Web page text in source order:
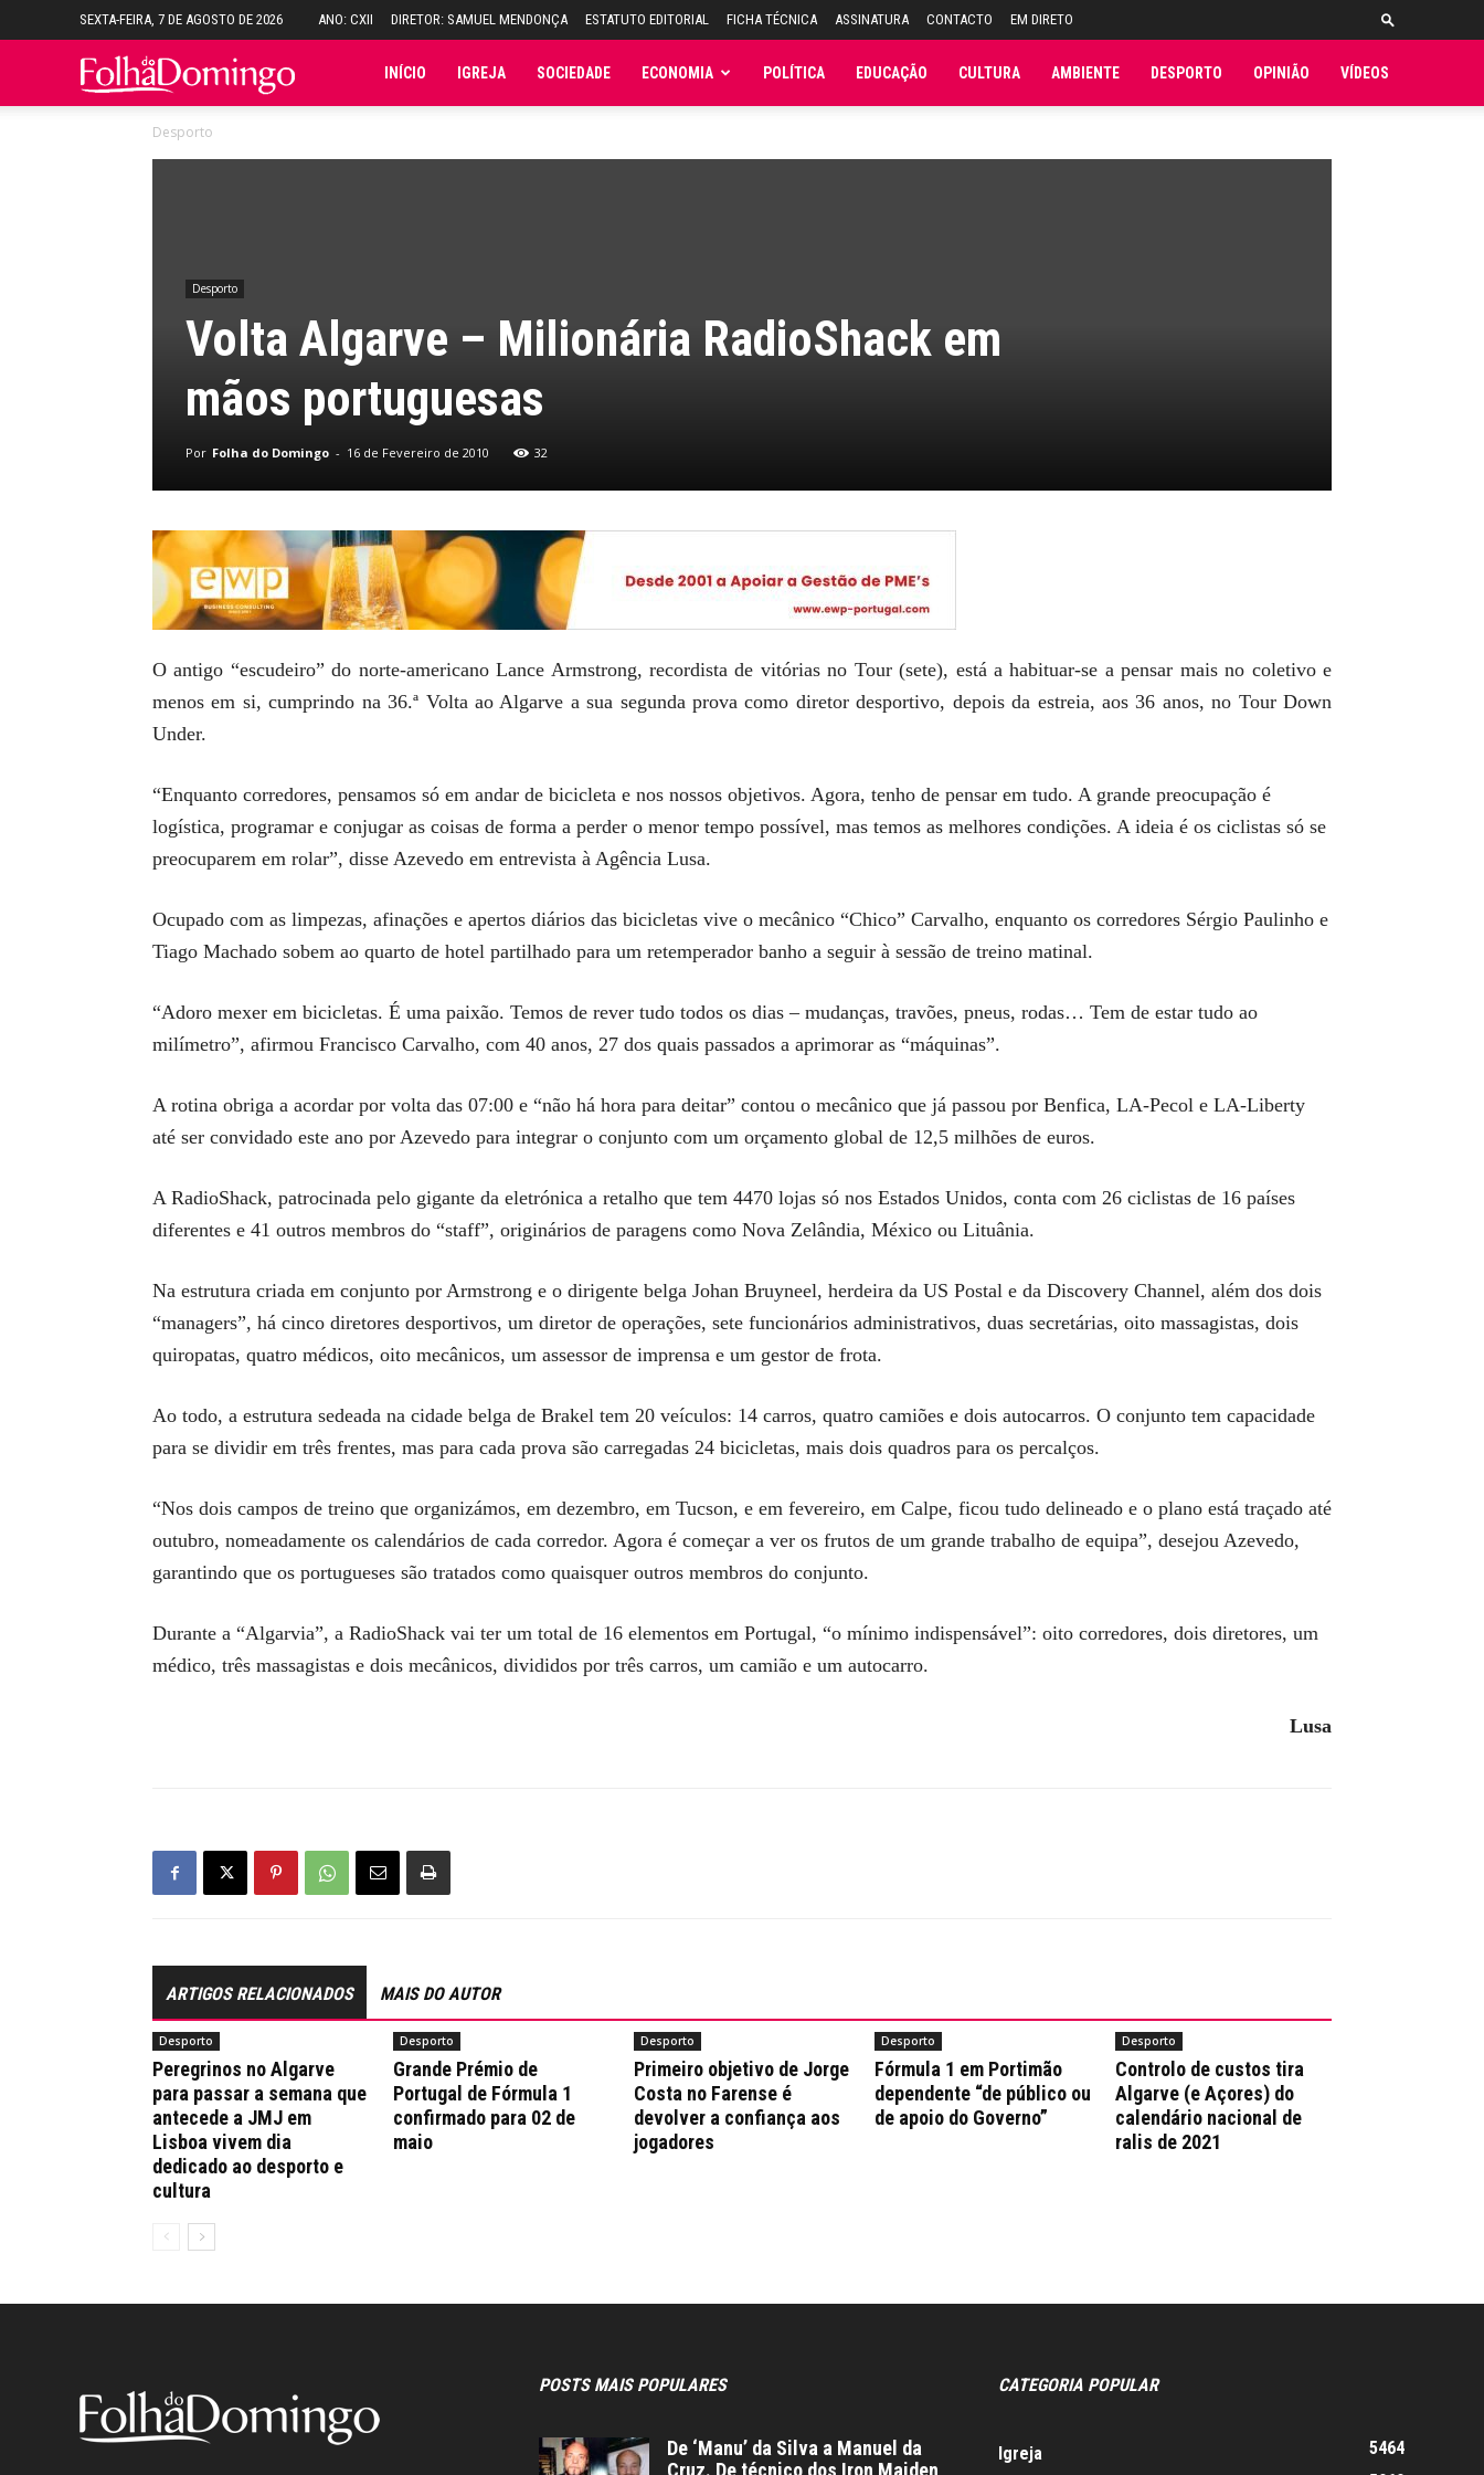
SEXTA-FEIRA, 7 DE AGOSTO DE 2026 ANO: CXII DIRETOR: SAMUEL MENDONÇA ESTATUTO EDITORIAL FICHA TÉCNICA ASSINATURA CONTACTO EM DIRETO
Folha INÍCIO IGREJA SOCIEDADE ECONOMIA POLÍTICA EDUCAÇÃO CULTURA AMBIENTE DESPORTO OPINIÃO VÍDEOS
Desporto
Desporto
Volta Algarve – Milionária RadioShack em
mãos portuguesas
Por Folha do Domingo - 16 de Fevereiro de 2010 32
O antigo “escudeiro” do norte-americano Lance Armstrong, recordista de vitórias no Tour (sete), está a habituar-se a pensar mais no coletivo e
menos em si, cumprindo na 36.ª Volta ao Algarve a sua segunda prova como diretor desportivo, depois da estreia, aos 36 anos, no Tour Down
Under.
“Enquanto corredores, pensamos só em andar de bicicleta e nos nossos objetivos. Agora, tenho de pensar em tudo. A grande preocupação é
logística, programar e conjugar as coisas de forma a perder o menor tempo possível, mas temos as melhores condições. A ideia é os ciclistas só se
preocuparem em rolar”, disse Azevedo em entrevista à Agência Lusa.
Ocupado com as limpezas, afinações e apertos diários das bicicletas vive o mecânico “Chico” Carvalho, enquanto os corredores Sérgio Paulinho e
Tiago Machado sobem ao quarto de hotel partilhado para um retemperador banho a seguir à sessão de treino matinal.
“Adoro mexer em bicicletas. É uma paixão. Temos de rever tudo todos os dias – mudanças, travões, pneus, rodas… Tem de estar tudo ao
milímetro”, afirmou Francisco Carvalho, com 40 anos, 27 dos quais passados a aprimorar as “máquinas”.
A rotina obriga a acordar por volta das 07:00 e “não há hora para deitar” contou o mecânico que já passou por Benfica, LA-Pecol e LA-Liberty
até ser convidado este ano por Azevedo para integrar o conjunto com um orçamento global de 12,5 milhões de euros.
A RadioShack, patrocinada pelo gigante da eletrónica a retalho que tem 4470 lojas só nos Estados Unidos, conta com 26 ciclistas de 16 países
diferentes e 41 outros membros do “staff”, originários de paragens como Nova Zelândia, México ou Lituânia.
Na estrutura criada em conjunto por Armstrong e o dirigente belga Johan Bruyneel, herdeira da US Postal e da Discovery Channel, além dos dois
“managers”, há cinco diretores desportivos, um diretor de operações, sete funcionários administrativos, duas secretárias, oito massagistas, dois
quiropatas, quatro médicos, oito mecânicos, um assessor de imprensa e um gestor de frota.
Ao todo, a estrutura sedeada na cidade belga de Brakel tem 20 veículos: 14 carros, quatro camiões e dois autocarros. O conjunto tem capacidade
para se dividir em três frentes, mas para cada prova são carregadas 24 bicicletas, mais dois quadros para os percalços.
“Nos dois campos de treino que organizámos, em dezembro, em Tucson, e em fevereiro, em Calpe, ficou tudo delineado e o plano está traçado até
outubro, nomeadamente os calendários de cada corredor. Agora é começar a ver os frutos de um grande trabalho de equipa”, desejou Azevedo,
garantindo que os portugueses são tratados como quaisquer outros membros do conjunto.
Durante a “Algarvia”, a RadioShack vai ter um total de 16 elementos em Portugal, “o mínimo indispensável”: oito corredores, dois diretores, um
médico, três massagistas e dois mecânicos, divididos por três carros, um camião e um autocarro.
Lusa
ARTIGOS RELACIONADOS MAIS DO AUTOR
Desporto
Peregrinos no Algarve
para passar a semana que
antecede a JMJ em
Lisboa vivem dia
dedicado ao desporto e
cultura
Desporto
Grande Prémio de
Portugal de Fórmula 1
confirmado para 02 de
maio
Desporto
Primeiro objetivo de Jorge
Costa no Farense é
devolver a confiança aos
jogadores
Desporto
Fórmula 1 em Portimão
dependente “de público ou
de apoio do Governo”
Desporto
Controlo de custos tira
Algarve (e Açores) do
calendário nacional de
ralis de 2021
POSTS MAIS POPULARES
De ‘Manu’ da Silva a Manuel da
Cruz. De técnico dos Iron Maiden
CATEGORIA POPULAR
Igreja
5464